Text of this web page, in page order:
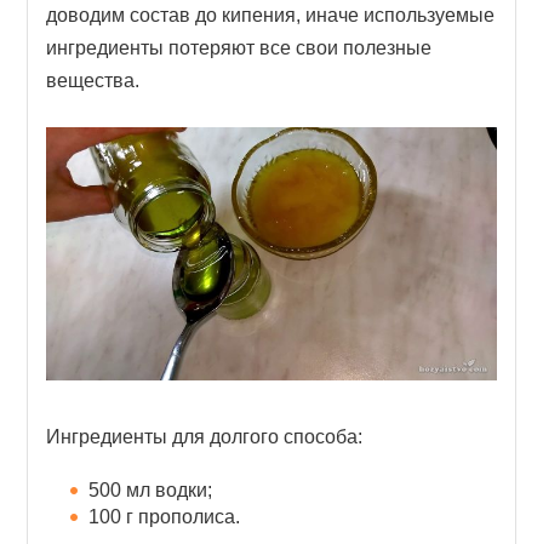
доводим состав до кипения, иначе используемые
ингредиенты потеряют все свои полезные
вещества.
Ингредиенты для долгого способа:
500 мл водки;
100 г прополиса.